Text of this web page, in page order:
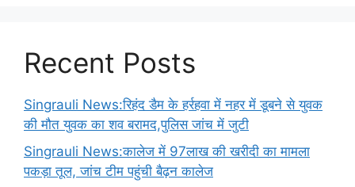
Recent Posts
Singrauli News:रिहंद डैम के हर्रहवा में नहर में डूबने से युवक
की मौत युवक का शव बरामद,पुलिस जांच में जुटी
Singrauli News:कालेज में 97लाख की खरीदी का मामला
पकड़ा तूल, जांच टीम पहुंची बैढ़न कालेज